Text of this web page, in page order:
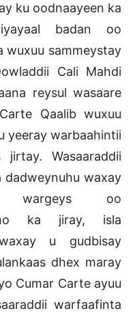
ku oodnaayeen ka
badan oo
wuxuu sammeystay
Cali Mahdi
reysul wasaare
Qaalib wuxuu
yeeray warbaahintii
jirtay. Wasaaraddii
waxay
wargeys oo
ka jiray, isla
u gudbisay
dhex maray
Cumar Carte ayuu
warfaafinta